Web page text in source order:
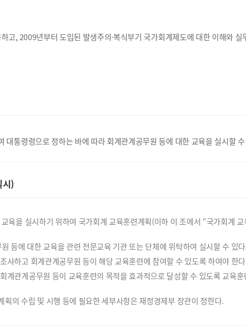
고, 2009년부터 도입된 발생주의·복식부기 국가회계제도에 대한 이해와
통령령으로 정하는 바에 따라 회계관계공무원 등에 대한 교육을 실시할
시)
육을 실시하기 위하여 국가회계 교육훈련계획(이하 이 조에서 “국가회계
등에 대한 교육을 관련 전문교육 기관 또는 단체에 위탁하여 실시할 수 있
사하고 회계관계공무원 등이 해당 교육훈련에 참여할 수 있도록 하여야 한
관계공무원 등이 교육훈련의 목적을 효과적으로 달성할 수 있도록 교육
의 수립 및 시행 등에 필요한 세부사항은 재정경제부 장관이 정한다.